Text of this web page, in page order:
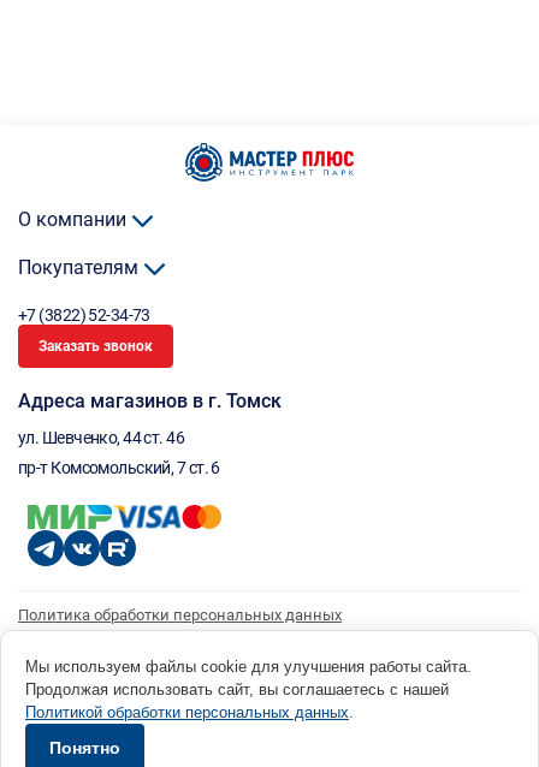
О компании
Покупателям
+7 (3822) 52-34-73
Заказать звонок
Адреса магазинов в г. Томск
ул. Шевченко, 44 ст. 46
пр-т Комсомольский, 7 ст. 6
Политика обработки персональных данных
Согласие на получение рассылки
© 1996 - 2026 инструмент парк «Мастер Плюс» Россия, г. Томск, ул. Шевченко, 44 ст. 46, (3822) 52-34-
73 okp@masterplus.tomsk.ru ИП Брусницын Д.Н. ИНН 701700002741
Мы используем файлы cookie для улучшения работы сайта.
Продолжая использовать сайт, вы соглашаетесь с нашей
Политикой обработки персональных данных.
Понятно